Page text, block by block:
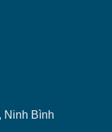
Ninh Bình